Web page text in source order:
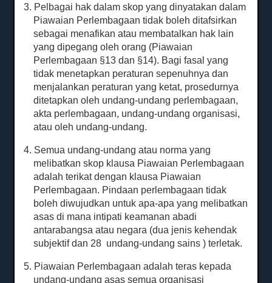
3. Pelbagai hak dalam skop yang dinyatakan dalam
Piawaian Perlembagaan tidak boleh ditafsirkan
sebagai menafikan atau membatalkan hak lain
yang dipegang oleh orang (Piawaian
Perlembagaan §13 dan §14). Bagi fasal yang
tidak menetapkan peraturan sepenuhnya dan
menjalankan peraturan yang ketat, prosedurnya
ditetapkan oleh undang-undang perlembagaan,
akta perlembagaan, undang-undang organisasi,
atau oleh undang-undang.
4. Semua undang-undang atau norma yang
melibatkan skop klausa Piawaian Perlembagaan
adalah terikat dengan klausa Piawaian
Perlembagaan. Pindaan perlembagaan tidak
boleh diwujudkan untuk apa-apa yang melibatkan
asas di mana intipati keamanan abadi
antarabangsa atau negara (dua jenis kehendak
subjektif dan 28 undang-undang sains ) terletak.
5. Piawaian Perlembagaan adalah teras kepada
undang-undang asas semua organisasi